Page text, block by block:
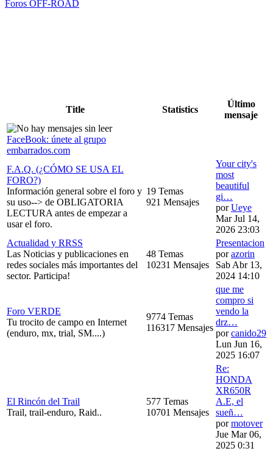
Foros OFF-ROAD
Title Statistics
Último
mensaje
FaceBook: únete al grupo
embarrados.com
F.A.Q. (¿CÓMO SE USA EL
FORO?)
Información general sobre el foro y
su uso--> de OBLIGATORIA
LECTURA antes de empezar a
usar el foro.
19 Temas
921 Mensajes
Your city's
most
beautiful
gi…
porUeye
Mar Jul 14,
2026 23:03
Actualidad y RRSS
Las Noticias y publicaciones en
redes sociales más importantes del
sector. Participa!
48 Temas
10231 Mensajes
Presentacion
porazorin
Sab Abr 13,
2024 14:10
Foro VERDE
Tu trocito de campo en Internet
(enduro, mx, trial, SM....)
9774 Temas
116317 Mensajes
que me
compro si
vendo la
drz…
porcanido29
Lun Jun 16,
2025 16:07
El Rincón del Trail
Trail, trail-enduro, Raid..
577 Temas
10701 Mensajes
Re:
HONDA
XR650R
A.E, el
sueñ…
pormotover
Jue Mar 06,
2025 0:31